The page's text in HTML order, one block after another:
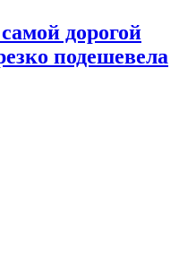
дорогой
подешевела